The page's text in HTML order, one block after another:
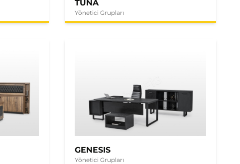
TUNA
Yönetici Grupları
GENESIS
Yönetici Grupları